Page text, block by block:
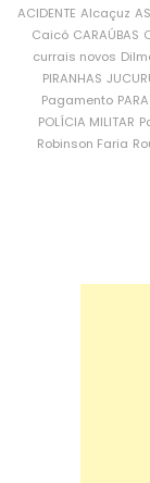
ACIDENTE Alcaçuz
Caicó CARAÚBAS
currais novos
PIRANHAS
Pagamento
POLÍCIA MILITAR
Robinson Faria